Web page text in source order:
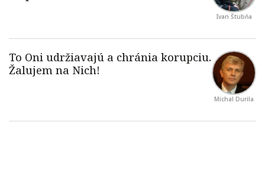
Ivan Štubňa
Michal Durila